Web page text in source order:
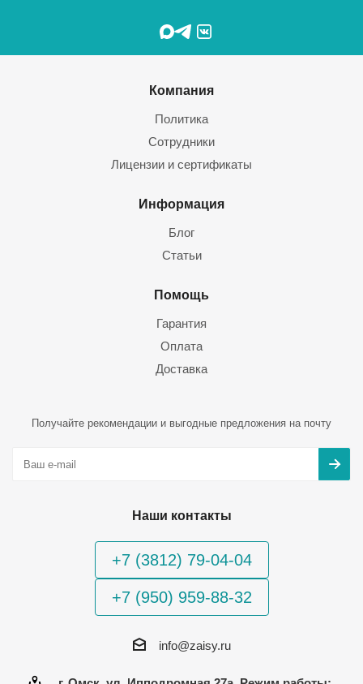
Компания
Политика
Сотрудники
Лицензии и сертификаты
Информация
Блог
Статьи
Помощь
Гарантия
Оплата
Доставка
Получайте рекомендации и выгодные предложения на почту
Наши контакты
+7 (3812) 79-04-04
+7 (950) 959-88-32
info@zaisy.ru